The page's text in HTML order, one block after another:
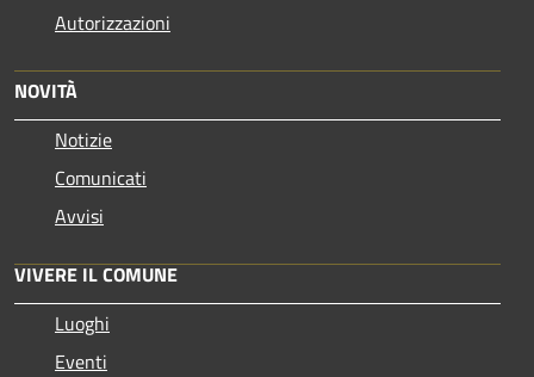
Autorizzazioni
NOVITÀ
Notizie
Comunicati
Avvisi
VIVERE IL COMUNE
Luoghi
Eventi